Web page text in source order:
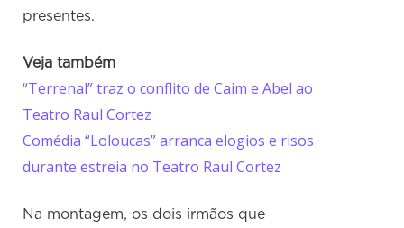
presentes.
Veja também
“Terrenal” traz o conflito de Caim e Abel ao
Teatro Raul Cortez
Comédia “Loloucas” arranca elogios e risos
durante estreia no Teatro Raul Cortez
Na montagem, os dois irmãos que